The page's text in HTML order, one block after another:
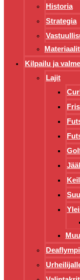
Historia
Strategia
Materiaalit
Kilpailu ja
Lajit